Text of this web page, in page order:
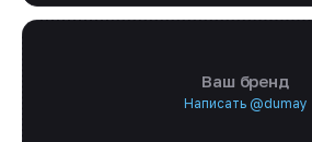
Ваш бренд
Написать @dumay